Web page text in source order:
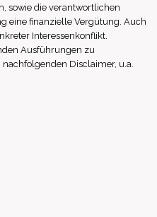
sowie die verantwortlichen
eine finanzielle Vergütung. Auch
Interessenkonflikt.
Ausführungen zu
Disclaimer, u.a.